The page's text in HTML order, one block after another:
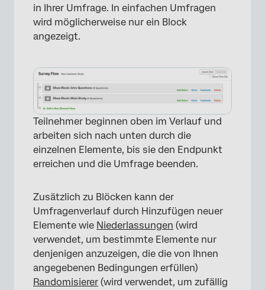
in Ihrer Umfrage. In einfachen Umfragen
wird möglicherweise nur ein Block
angezeigt.
Teilnehmer beginnen oben im Verlauf und
arbeiten sich nach unten durch die
einzelnen Elemente, bis sie den Endpunkt
erreichen und die Umfrage beenden.
Zusätzlich zu Blöcken kann der
Umfragenverlauf durch Hinzufügen neuer
Elemente wie Niederlassungen (wird
verwendet, um bestimmte Elemente nur
denjenigen anzuzeigen, die die von Ihnen
angegebenen Bedingungen erfüllen)
Randomisierer (wird verwendet, um zufällig